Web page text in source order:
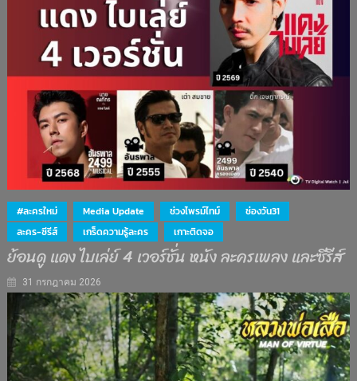
#ละครใหม่ Media Update ช่วงไพรม์ไทม์
ช่องวัน31
ละคร-ซีรีส์
เกร็ดความรู้ละคร เกาะติดจอ
ย้อนดู แดง ไบเล่ย์ 4 เวอร์ชั่น หนัง ละครเพลง และซีรีส์
31 กรกฎาคม 2026